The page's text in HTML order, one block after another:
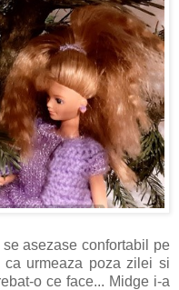
asezase confortabil pe
urmeaza poza zilei si
o ce face... Midge i-a